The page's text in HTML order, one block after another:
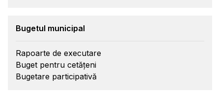
Bugetul municipal
Rapoarte de executare
Buget pentru cetățeni
Bugetare participativă